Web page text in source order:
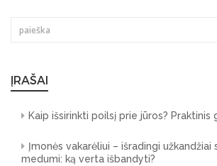
ĮRAŠAI
Kaip išsirinkti poilsį prie jūros? Praktinis
Įmonės vakarėliui – išradingi užkandžiai
medumi: ką verta išbandyti?